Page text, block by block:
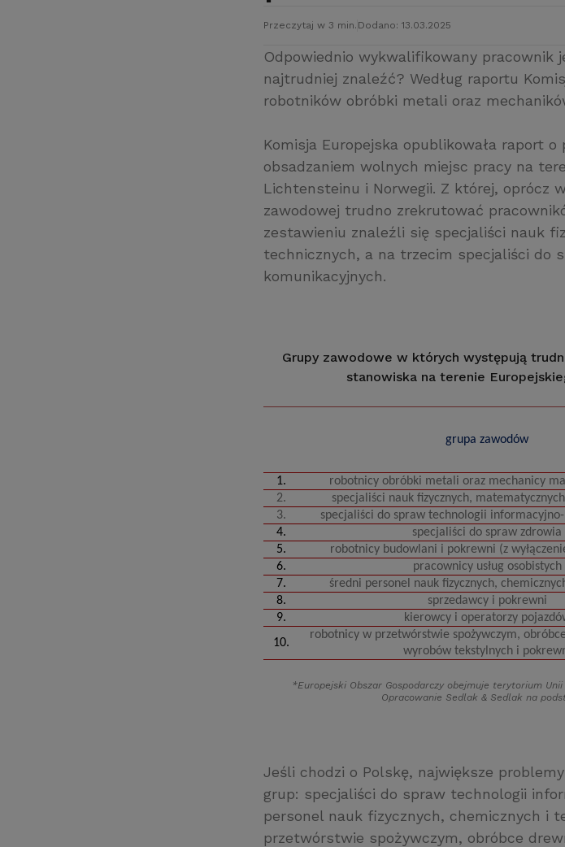
Przeczytaj w 3 min. Dodano: 13.03.2025
Odpowiednio wykwalifikowany pracownik
najtrudniej znaleźć? Według raportu
robotników obróbki metali oraz
Komisja Europejska opublikowała raport
obsadzaniem wolnych miejsc pracy na
Lichtensteinu i Norwegii. Z której, oprócz
zawodowej trudno zrekrutować
zestawieniu znaleźli się specjaliści nauk
technicznych, a na trzecim specjaliści do
komunikacyjnych.
Grupy zawodowe w których występują
stanowiska na terenie
grupa zawodów
1.
robotnicy obróbki metali oraz mechanicy
2.
specjaliści nauk fizycznych,
3.
specjaliści do spraw technologii
4.
specjaliści do spraw zdrowia
5.
robotnicy budowlani i pokrewni (z
6.
pracownicy usług osobistych
7.
średni personel nauk fizycznych,
8.
sprzedawcy i pokrewni
9.
kierowcy i operatorzy
10.
robotnicy w przetwórstwie spożywczym,
wyrobów tekstylnych i
*Europejski Obszar Gospodarczy obejmuje terytorium
Opracowanie Sedlak &Sedlak na
Jeśli chodzi o Polskę, największe
grup: specjaliści do spraw technologii
personel nauk fizycznych, chemicznych i
przetwórstwie spożywczym, obróbce